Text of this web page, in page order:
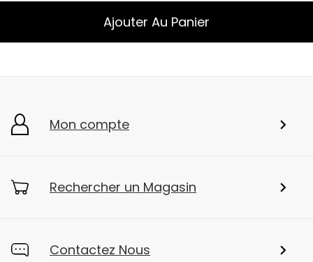
Ajouter Au Panier
Mon compte
Rechercher un Magasin
Contactez Nous